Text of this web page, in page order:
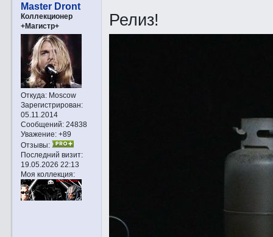
Master Dront
Коллекционер
+Магистр+
Откуда:Moscow
Зарегистрирован:
05.11.2014
Сообщений:24838
Уважение: +89
Отзывы:
Последний визит:
19.05.2026 22:13
Моя коллекция:
Релиз!